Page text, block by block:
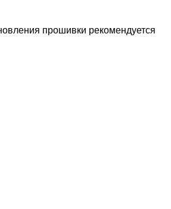
прошивки рекомендуется